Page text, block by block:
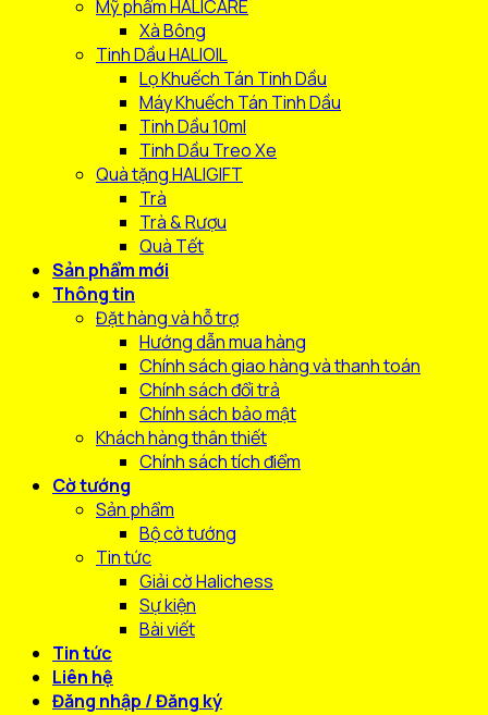
Mỹ phẩm HALICARE
Xà Bông
Tinh Dầu HALIOIL
Lọ Khuếch Tán Tinh Dầu
Máy Khuếch Tán Tinh Dầu
Tinh Dầu 10ml
Tinh Dầu Treo Xe
Quà tặng HALIGIFT
Trà
Trà & Rượu
Quà Tết
Sản phẩm mới
Thông tin
Đặt hàng và hỗ trợ
Hướng dẫn mua hàng
Chính sách giao hàng và thanh toán
Chính sách đổi trả
Chính sách bảo mật
Khách hàng thân thiết
Chính sách tích điểm
Cờ tướng
Sản phẩm
Bộ cờ tướng
Tin tức
Giải cờ Halichess
Sự kiện
Bài viết
Tin tức
Liên hệ
Đăng nhập / Đăng ký